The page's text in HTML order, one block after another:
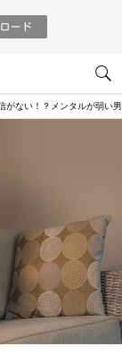
レシピ
がない！？メンタルが弱い